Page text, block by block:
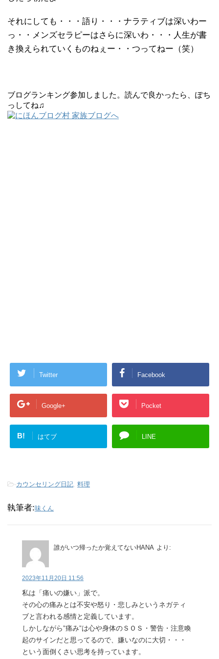
それにしても・・・語り・・・ナラティブは深いわー
っ・・メンズセラピーはさらに深いわ・・・人生が書
き換えられていくものねぇー・・つってねー（笑）
ブログランキング参加しました。読んで良かったら、ぽち
っしてね♫
Twitter Facebook
Google+ Pocket
B! はてブ LINE
-カウンセリング日記, 料理
執筆者:味くん
誰がいつ帰ったか覚えてないHANA より:
2023年11月20日 11:56
私は「痛いの嫌い」派で。
その心の痛みとは不安や怒り・悲しみというネガティ
ブと言われる感情と定義しています。
しかしながら”痛み”は心や身体のＳＯＳ・警告・注意喚
起のサインだと思ってるので、嫌いなのに大切・・・
という面倒くさい思考を持っています。